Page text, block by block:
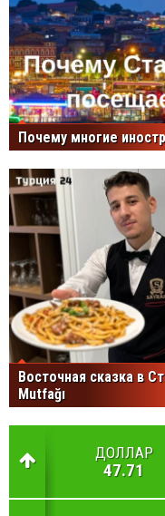
Почему многие
Восточная сказка в
Mutfağı
ДОЛЛАР
47.71